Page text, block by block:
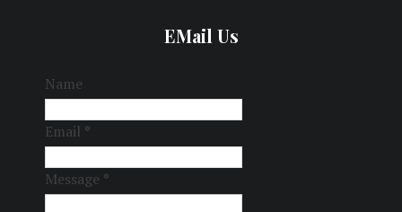
EMail Us
Name
Email *
Message *